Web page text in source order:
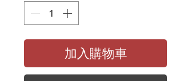
加入購物車